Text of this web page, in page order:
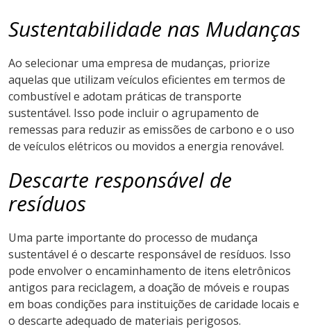
Sustentabilidade nas Mudanças
Ao selecionar uma empresa de mudanças, priorize
aquelas que utilizam veículos eficientes em termos de
combustível e adotam práticas de transporte
sustentável. Isso pode incluir o agrupamento de
remessas para reduzir as emissões de carbono e o uso
de veículos elétricos ou movidos a energia renovável.
Descarte responsável de
resíduos
Uma parte importante do processo de mudança
sustentável é o descarte responsável de resíduos. Isso
pode envolver o encaminhamento de itens eletrônicos
antigos para reciclagem, a doação de móveis e roupas
em boas condições para instituições de caridade locais e
o descarte adequado de materiais perigosos.